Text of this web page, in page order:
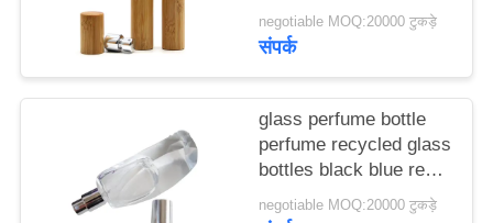
का
Perfume Bottle With
Screw Spray Cap
negotiable MOQ:20000 टुकड़े
संपर्क
glass perfume bottle
perfume recycled glass
bottles black blue red
pink green cap plastic
negotiable MOQ:20000 टुकड़े